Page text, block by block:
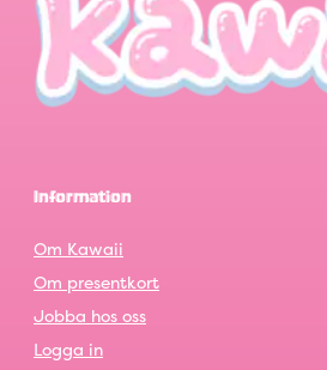
Information
Om Kawaii
Om presentkort
Jobba hos oss
Logga in